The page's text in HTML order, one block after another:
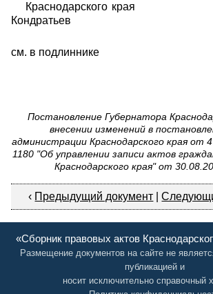
Краснодарского
Кондратьев
см. в подлиннике
Постановление Губернатора
внесении изменений в
администрации Краснодарского края от
1180 "Об управлении записи актов
Краснодарского края" от
‹ Предыдущий документ |
«Сборник правовых актов
Размещение документов на сайте не
публикацией и
носит исключительно справочный